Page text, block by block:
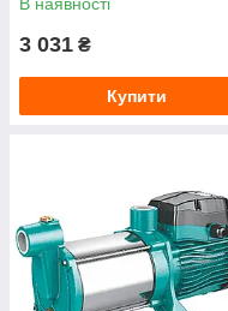
3 031 ₴
Купити